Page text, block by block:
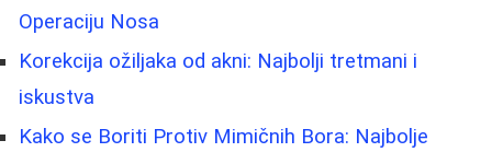
Operaciju Nosa
Korekcija ožiljaka od akni: Najbolji tretmani i
iskustva
Kako se Boriti Protiv Mimičnih Bora: Najbolje